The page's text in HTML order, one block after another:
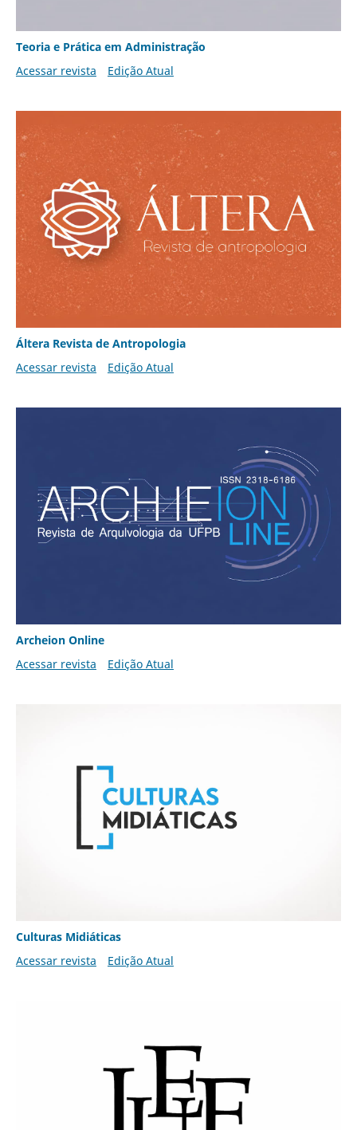
Teoria e Prática em Administração
Acessar revista
Edição Atual
Áltera Revista de Antropologia
Acessar revista
Edição Atual
Archeion Online
Acessar revista
Edição Atual
Culturas Midiáticas
Acessar revista
Edição Atual